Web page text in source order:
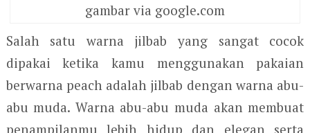
gambar via google.com
Salah satu warna jilbab yang sangat cocok
dipakai ketika kamu menggunakan pakaian
berwarna peach adalah jilbab dengan warna abu-
abu muda. Warna abu-abu muda akan membuat
penampilanmu lebih hidup dan elegan serta